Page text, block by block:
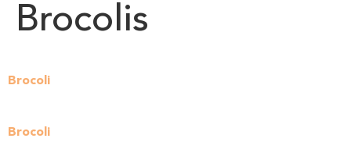
Brocolis
Brocoli
Brocoli